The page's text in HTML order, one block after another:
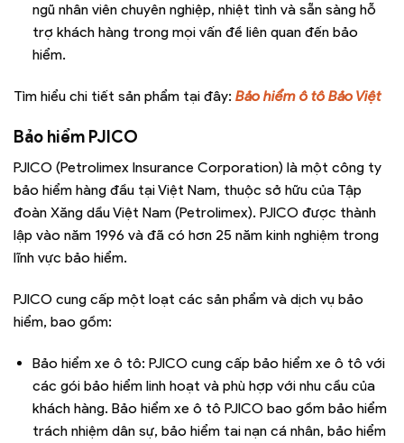
ngũ nhân viên chuyên nghiệp, nhiệt tình và sẵn sàng hỗ
trợ khách hàng trong mọi vấn đề liên quan đến bảo
hiểm.
Tìm hiểu chi tiết sản phẩm tại đây: Bảo hiểm ô tô Bảo Việt
Bảo hiểm PJICO
PJICO (Petrolimex Insurance Corporation) là một công ty
bảo hiểm hàng đầu tại Việt Nam, thuộc sở hữu của Tập
đoàn Xăng dầu Việt Nam (Petrolimex). PJICO được thành
lập vào năm 1996 và đã có hơn 25 năm kinh nghiệm trong
lĩnh vực bảo hiểm.
PJICO cung cấp một loạt các sản phẩm và dịch vụ bảo
hiểm, bao gồm:
Bảo hiểm xe ô tô: PJICO cung cấp bảo hiểm xe ô tô với
các gói bảo hiểm linh hoạt và phù hợp với nhu cầu của
khách hàng. Bảo hiểm xe ô tô PJICO bao gồm bảo hiểm
trách nhiệm dân sự, bảo hiểm tai nạn cá nhân, bảo hiểm